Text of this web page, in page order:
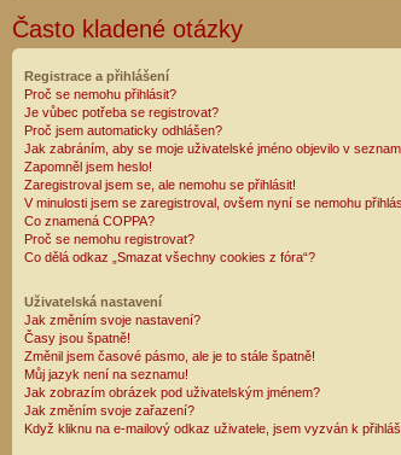
Často kladené otázky
Registrace a přihlášení
Proč se nemohu přihlásit?
Je vůbec potřeba se registrovat?
Proč jsem automaticky odhlášen?
Jak zabráním, aby se moje uživatelské jméno objevilo v
Zapomněl jsem heslo!
Zaregistroval jsem se, ale nemohu se přihlásit!
V minulosti jsem se zaregistroval, ovšem nyní se nemohu
Co znamená COPPA?
Proč se nemohu registrovat?
Co dělá odkaz „Smazat všechny cookies z fóra“?
Uživatelská nastavení
Jak změním svoje nastavení?
Časy jsou špatně!
Změnil jsem časové pásmo, ale je to stále špatně!
Můj jazyk není na seznamu!
Jak zobrazím obrázek pod uživatelským jménem?
Jak změním svoje zařazení?
Když kliknu na e-mailový odkaz uživatele, jsem vyzván k